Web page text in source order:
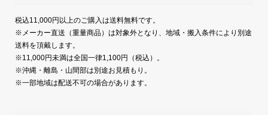
税込11,000円以上のご購入は送料無料です。
※メーカー直送（重量商品）は対象外となり、地域・搬入条件により別途
送料を頂戴します。
※11,000円未満は全国一律1,100円（税込）。
※沖縄・離島・山間部は別途お見積もり。
※一部地域は配送不可の場合があります。